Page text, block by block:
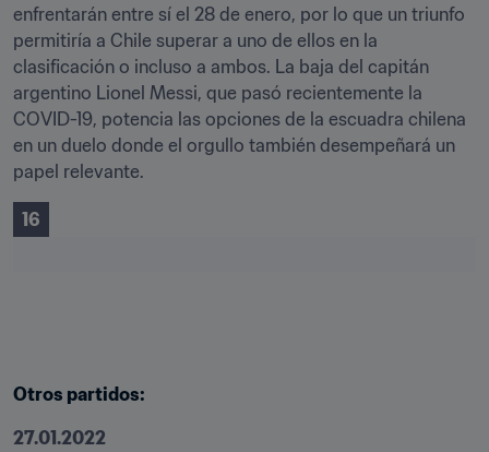
enfrentarán entre sí el 28 de enero, por lo que un triunfo
permitiría a Chile superar a uno de ellos en la
clasificación o incluso a ambos. La baja del capitán
argentino Lionel Messi, que pasó recientemente la
COVID-19, potencia las opciones de la escuadra chilena
en un duelo donde el orgullo también desempeñará un
papel relevante.
16
Otros partidos:
27.01.2022